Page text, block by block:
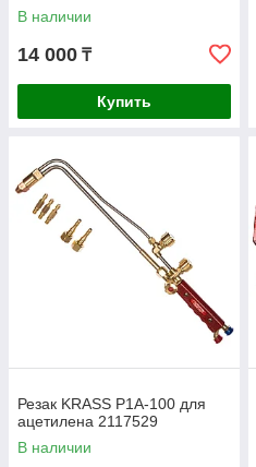
В наличии
14 000 ₸
Купить
Резак KRASS P1A-100 для
ацетилена 2117529
В наличии